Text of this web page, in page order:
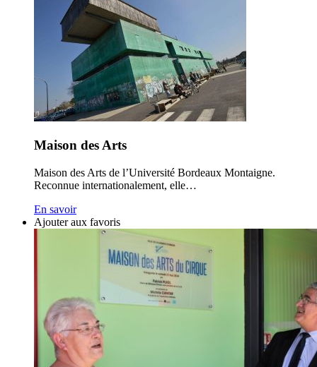
Maison des Arts
Maison des Arts de l’Université Bordeaux Montaigne.
Reconnue internationalement, elle…
En savoir
Ajouter aux favoris